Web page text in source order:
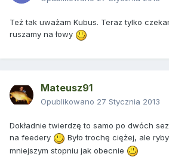
Też tak uważam Kubus. Teraz tylko
ruszamy na łowy
Mateusz91
Opublikowano 27 Stycznia 2013
Dokładnie twierdzę to samo po dwóch
na feedery
Było trochę ciężej, ale
mniejszym stopniu jak obecnie